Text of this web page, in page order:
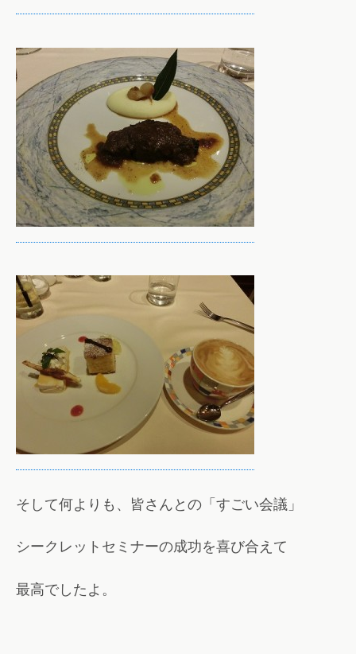
そして何よりも、皆さんとの「すごい会議」
シークレットセミナーの成功を喜び合えて
最高でしたよ。